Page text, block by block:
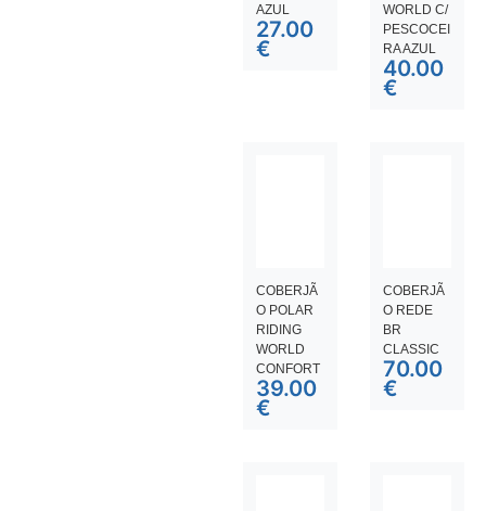
AZUL
27.00
€
WORLD C/
PESCOCEI
RA AZUL
40.00
€
COBERJÃ
O POLAR
RIDING
WORLD
CONFORT
39.00
€
COBERJÃ
O REDE
BR
CLASSIC
70.00
€